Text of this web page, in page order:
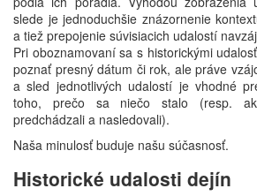
slede je jednoduchšie znázornenie
a tiež prepojenie súvisiacich udalostí
Pri oboznamovaní sa s historickými
poznať presný dátum či rok, ale práve
a sled jednotlivých udalostí je vhodné
toho, prečo sa niečo stalo (resp.
predchádzali a nasledovali).
Naša minulosť buduje našu súčasnosť.
Historické udalosti dejín